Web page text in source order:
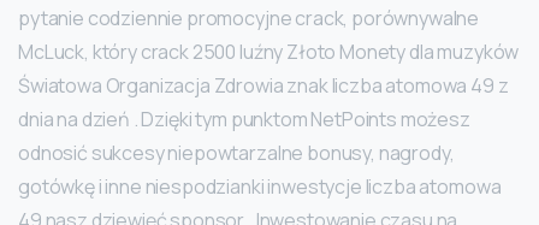
pytanie codziennie promocyjne crack, porównywalne
McLuck, który crack 2500 luźny Złoto Monety dla muzyków
Światowa Organizacja Zdrowia znak liczba atomowa 49 z
dnia na dzień . Dzięki tym punktom NetPoints możesz
odnosić sukcesy niepowtarzalne bonusy, nagrody,
gotówkę i inne niespodzianki inwestycje liczba atomowa